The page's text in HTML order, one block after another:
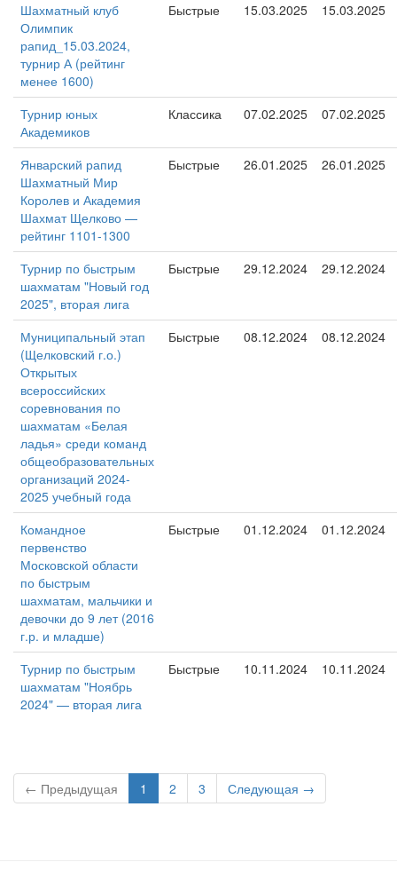
Шахматный клуб
Олимпик
рапид_15.03.2024,
турнир А (рейтинг
менее 1600)
Быстрые 15.03.2025 15.03.2025
Турнир юных
Академиков
Классика 07.02.2025 07.02.2025
Январский рапид
Шахматный Мир
Королев и Академия
Шахмат Щелково —
рейтинг 1101-1300
Быстрые 26.01.2025 26.01.2025
Турнир по быстрым
шахматам "Новый год
2025", вторая лига
Быстрые 29.12.2024 29.12.2024
Муниципальный этап
(Щелковский г.о.)
Открытых
всероссийских
соревнования по
шахматам «Белая
ладья» среди команд
общеобразовательных
организаций 2024-
2025 учебный года
Быстрые 08.12.2024 08.12.2024
Командное
первенство
Московской области
по быстрым
шахматам, мальчики и
девочки до 9 лет (2016
г.р. и младше)
Быстрые 01.12.2024 01.12.2024
Турнир по быстрым
шахматам "Ноябрь
2024" — вторая лига
Быстрые 10.11.2024 10.11.2024
← Предыдущая 1 2 3 Следующая →